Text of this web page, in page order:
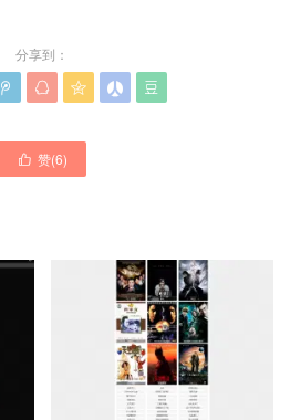
分享到：
    
 赞(6)